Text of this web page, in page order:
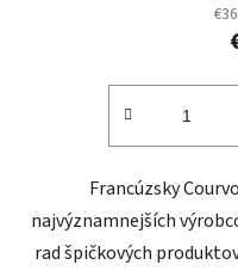
Francúzsky
najvýznamnejších
rad špičkových